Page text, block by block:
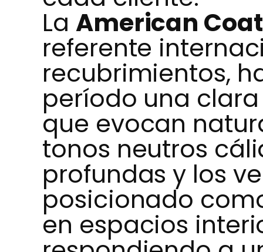
La American
referente
recubrimientos,
período una
que evocan
tonos neutros
profundas y los
posicionado
en espacios